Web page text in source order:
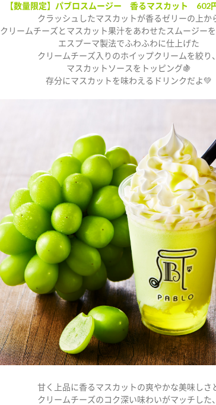
【数量限定】パブロスムージー 香るマスカット 602円
クラッシュしたマスカットが香るゼリーの上か
クリームチーズとマスカット果汁をあわせたスムージーを
エスプーマ製法でふわふわに仕上げた
クリームチーズ入りのホイップクリームを絞り、
マスカットソースをトッピング🍇
存分にマスカットを味わえるドリンクだよ💚
甘く上品に香るマスカットの爽やかな美味しさ
クリームチーズのコク深い味わいがマッチした、